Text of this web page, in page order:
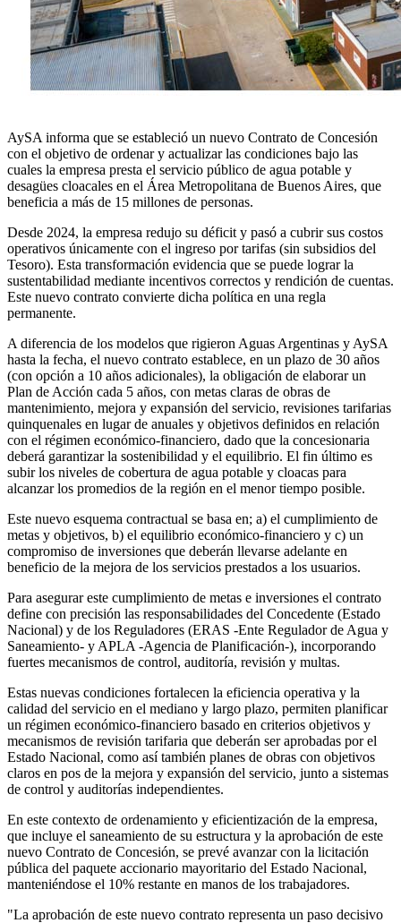
AySA informa que se estableció un nuevo Contrato de Concesión
con el objetivo de ordenar y actualizar las condiciones bajo las
cuales la empresa presta el servicio público de agua potable y
desagües cloacales en el Área Metropolitana de Buenos Aires, que
beneficia a más de 15 millones de personas.
Desde 2024, la empresa redujo su déficit y pasó a cubrir sus costos
operativos únicamente con el ingreso por tarifas (sin subsidios del
Tesoro). Esta transformación evidencia que se puede lograr la
sustentabilidad mediante incentivos correctos y rendición de cuentas.
Este nuevo contrato convierte dicha política en una regla
permanente.
A diferencia de los modelos que rigieron Aguas Argentinas y AySA
hasta la fecha, el nuevo contrato establece, en un plazo de 30 años
(con opción a 10 años adicionales), la obligación de elaborar un
Plan de Acción cada 5 años, con metas claras de obras de
mantenimiento, mejora y expansión del servicio, revisiones tarifarias
quinquenales en lugar de anuales y objetivos definidos en relación
con el régimen económico-financiero, dado que la concesionaria
deberá garantizar la sostenibilidad y el equilibrio. El fin último es
subir los niveles de cobertura de agua potable y cloacas para
alcanzar los promedios de la región en el menor tiempo posible.
Este nuevo esquema contractual se basa en; a) el cumplimiento de
metas y objetivos, b) el equilibrio económico-financiero y c) un
compromiso de inversiones que deberán llevarse adelante en
beneficio de la mejora de los servicios prestados a los usuarios.
Para asegurar este cumplimiento de metas e inversiones el contrato
define con precisión las responsabilidades del Concedente (Estado
Nacional) y de los Reguladores (ERAS -Ente Regulador de Agua y
Saneamiento- y APLA -Agencia de Planificación-), incorporando
fuertes mecanismos de control, auditoría, revisión y multas.
Estas nuevas condiciones fortalecen la eficiencia operativa y la
calidad del servicio en el mediano y largo plazo, permiten planificar
un régimen económico-financiero basado en criterios objetivos y
mecanismos de revisión tarifaria que deberán ser aprobadas por el
Estado Nacional, como así también planes de obras con objetivos
claros en pos de la mejora y expansión del servicio, junto a sistemas
de control y auditorías independientes.
En este contexto de ordenamiento y eficientización de la empresa,
que incluye el saneamiento de su estructura y la aprobación de este
nuevo Contrato de Concesión, se prevé avanzar con la licitación
pública del paquete accionario mayoritario del Estado Nacional,
manteniéndose el 10% restante en manos de los trabajadores.
"La aprobación de este nuevo contrato representa un paso decisivo